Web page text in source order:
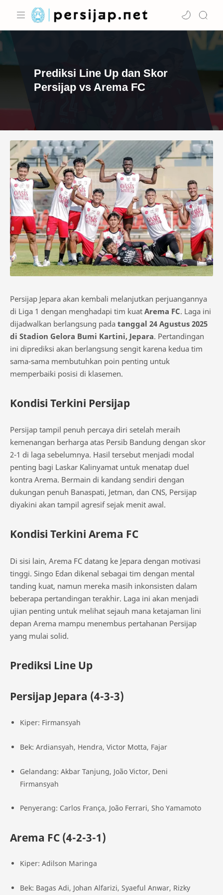
Prediksi Line Up dan Skor
Persijap vs Arema FC
Persijap Jepara akan kembali melanjutkan perjuangannya
di Liga 1 dengan menghadapi tim kuat Arema FC. Laga ini
dijadwalkan berlangsung pada tanggal 24 Agustus 2025
di Stadion Gelora Bumi Kartini, Jepara. Pertandingan
ini diprediksi akan berlangsung sengit karena kedua tim
sama-sama membutuhkan poin penting untuk
memperbaiki posisi di klasemen.
Kondisi Terkini Persijap
Persijap tampil penuh percaya diri setelah meraih
kemenangan berharga atas Persib Bandung dengan skor
2-1 di laga sebelumnya. Hasil tersebut menjadi modal
penting bagi Laskar Kalinyamat untuk menatap duel
kontra Arema. Bermain di kandang sendiri dengan
dukungan penuh Banaspati, Jetman, dan CNS, Persijap
diyakini akan tampil agresif sejak menit awal.
Kondisi Terkini Arema FC
Di sisi lain, Arema FC datang ke Jepara dengan motivasi
tinggi. Singo Edan dikenal sebagai tim dengan mental
tanding kuat, namun mereka masih inkonsisten dalam
beberapa pertandingan terakhir. Laga ini akan menjadi
ujian penting untuk melihat sejauh mana ketajaman lini
depan Arema mampu menembus pertahanan Persijap
yang mulai solid.
Prediksi Line Up
Persijap Jepara (4-3-3)
Kiper: Firmansyah
Bek: Ardiansyah, Hendra, Victor Motta, Fajar
Gelandang: Akbar Tanjung, João Victor, Deni
Firmansyah
Penyerang: Carlos França, João Ferrari, Sho Yamamoto
Arema FC (4-2-3-1)
Kiper: Adilson Maringa
Bek: Bagas Adi, Johan Alfarizi, Syaeful Anwar, Rizky